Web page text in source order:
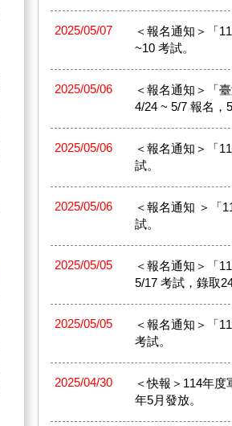
2025/05/07
＜報名通知＞「
~10 考試。
2025/05/06
＜報名通知＞「
4/24 ~ 5/7 報名，
2025/05/06
＜報名通知＞「
試。
2025/05/06
＜報名通知 ＞「
試。
2025/05/05
＜報名通知＞「
5/17 考試，錄取
2025/05/05
＜報名通知＞「
考試。
2025/04/30
＜快報＞114年
年5月發放。